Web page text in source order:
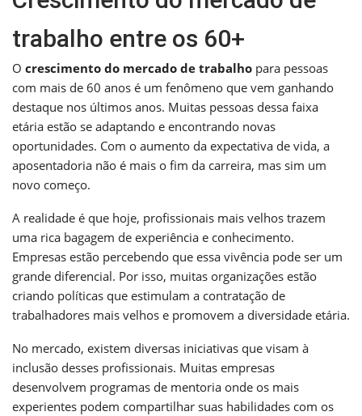
trabalho entre os 60+
O crescimento do mercado de trabalho para pessoas
com mais de 60 anos é um fenômeno que vem ganhando
destaque nos últimos anos. Muitas pessoas dessa faixa
etária estão se adaptando e encontrando novas
oportunidades. Com o aumento da expectativa de vida, a
aposentadoria não é mais o fim da carreira, mas sim um
novo começo.
A realidade é que hoje, profissionais mais velhos trazem
uma rica bagagem de experiência e conhecimento.
Empresas estão percebendo que essa vivência pode ser um
grande diferencial. Por isso, muitas organizações estão
criando políticas que estimulam a contratação de
trabalhadores mais velhos e promovem a diversidade etária.
No mercado, existem diversas iniciativas que visam à
inclusão desses profissionais. Muitas empresas
desenvolvem programas de mentoria onde os mais
experientes podem compartilhar suas habilidades com os